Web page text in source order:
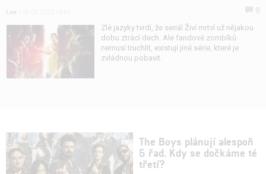
Zlé jazyky tvrdí, že seriál Živí mrtví už nějakou
dobu ztrácí dech. Ale fandové zombíků
nemusí truchlit, existují jiné série, které je
zvládnou pobavit.
The Boys plánují alespoň
5 řad. Kdy se dočkáme té
třetí?